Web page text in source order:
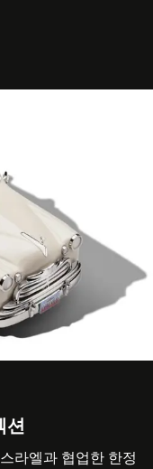
션
라엘과 협업한 한정